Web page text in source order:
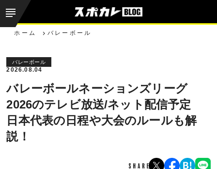
ホーム バレーボール
バレーボール
2026.08.04
バレーボールネーションズリーグ
2026のテレビ放送/ネット配信予定
日本代表の日程や大会のルールも解
説！